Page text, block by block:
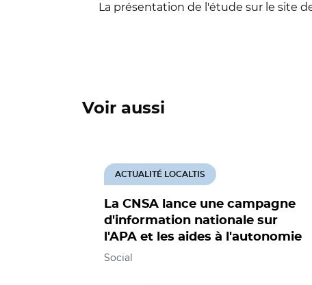
La présentation de l'étude sur le site
Voir aussi
La CNSA lance une campagne
d'information nationale sur
l'APA et les aides à l'autonomie
ACTUALITÉ LOCALTIS
Social